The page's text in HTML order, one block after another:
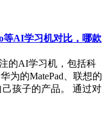
是国内还是国外。他特
贯的开放理念——真正
能力。
，任正非的这些观点无
出的冷静与理性，或许
进所需的重要品质。这
等AI学习机对比，哪款
的AI学习机，包括科
为的MatePad、联想的
孩子的产品。 通过对